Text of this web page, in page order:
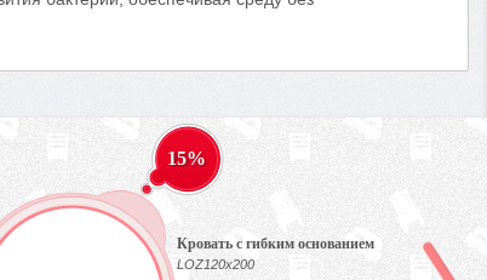
15%
Кровать c гибким основанием
LOZ120х200